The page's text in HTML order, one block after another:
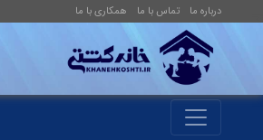
درباره ما تماس با ما همکاری با ما